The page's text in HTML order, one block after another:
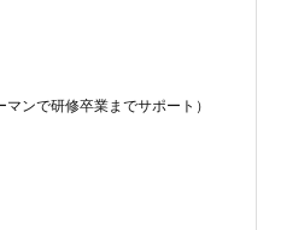
ンで研修卒業までサポート）